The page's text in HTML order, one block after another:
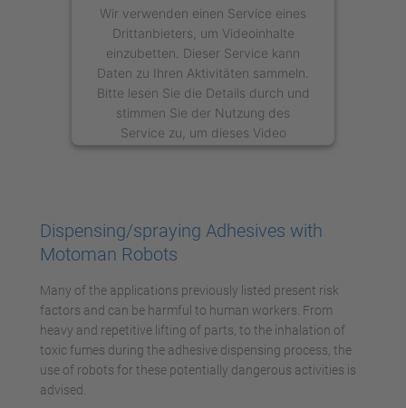
Wir verwenden einen Service eines
Drittanbieters, um Videoinhalte
einzubetten. Dieser Service kann
Daten zu Ihren Aktivitäten sammeln.
Bitte lesen Sie die Details durch und
stimmen Sie der Nutzung des
Service zu, um dieses Video
anzusehen.
Akzeptieren
Management Platform
Dispensing/spraying Adhesives with
Motoman Robots
Many of the applications previously listed present risk
factors and can be harmful to human workers. From
heavy and repetitive lifting of parts, to the inhalation of
toxic fumes during the adhesive dispensing process, the
use of robots for these potentially dangerous activities is
advised.